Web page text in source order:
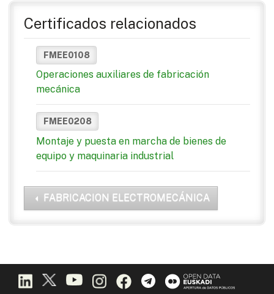
Certificados relacionados
FMEE0108
Operaciones auxiliares de fabricación
mecánica
FMEE0208
Montaje y puesta en marcha de bienes de
equipo y maquinaria industrial
FABRICACION ELECTROMECÁNICA